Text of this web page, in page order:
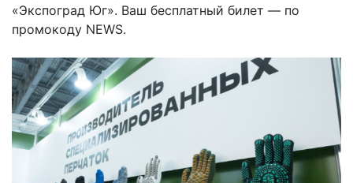
«Экспоград Юг». Ваш бесплатный билет — по
промокоду NEWS.